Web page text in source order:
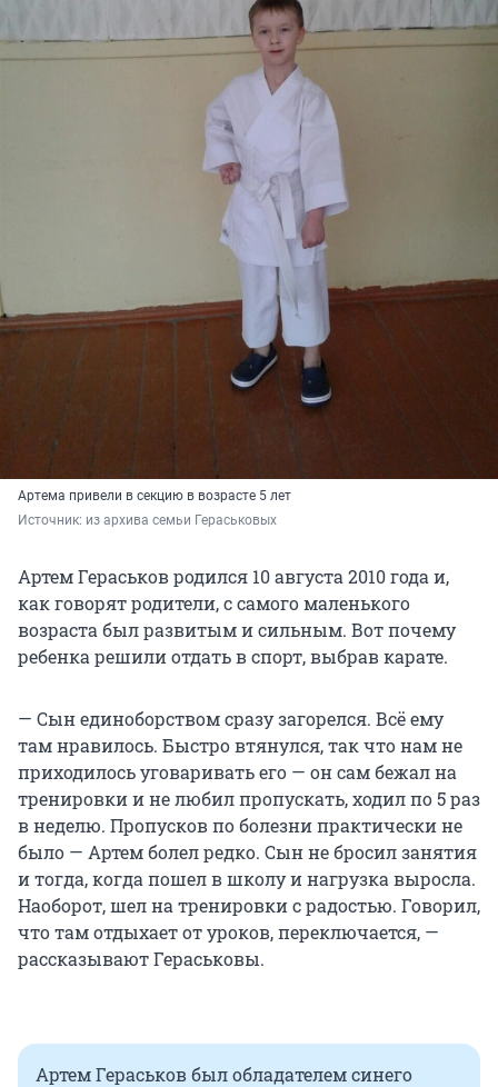
Артема привели в секцию в возрасте 5 лет
Источник: из архива семьи Гераськовых
Артем Гераськов родился 10 августа 2010 года и,
как говорят родители, с самого маленького
возраста был развитым и сильным. Вот почему
ребенка решили отдать в спорт, выбрав карате.
— Сын единоборством сразу загорелся. Всё ему
там нравилось. Быстро втянулся, так что нам не
приходилось уговаривать его — он сам бежал на
тренировки и не любил пропускать, ходил по 5 раз
в неделю. Пропусков по болезни практически не
было — Артем болел редко. Сын не бросил занятия
и тогда, когда пошел в школу и нагрузка выросла.
Наоборот, шел на тренировки с радостью. Говорил,
что там отдыхает от уроков, переключается, —
рассказывают Гераськовы.
Артем Гераськов был обладателем синего